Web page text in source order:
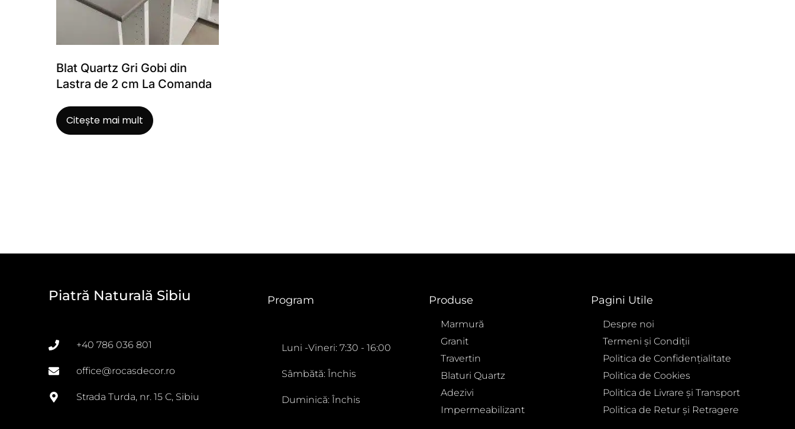
Blat Quartz Gri Gobi din
Lastra de 2 cm La Comanda
Citește mai mult
Piatră Naturală Sibiu
+40 786 036 801
office@rocasdecor.ro
Strada Turda, nr. 15 C, Sibiu
Program
Luni -Vineri: 7:30 - 16:00
Sâmbătă: Închis
Duminică: Închis
Produse
Marmură
Granit
Travertin
Blaturi Quartz
Adezivi
Impermeabilizant
Pagini Utile
Despre noi
Termeni și Condiții
Politica de Confidențialitate
Politica de Cookies
Politica de Livrare și Transport
Politica de Retur și Retragere